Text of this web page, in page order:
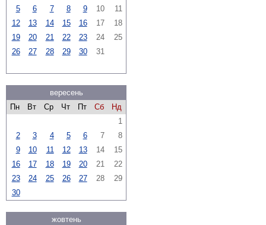
5
6 7 8 9 10
11
12
13 14 15 16 17
18
19
20 21 22 23 24
25
26
27 28 29 30 31
вересень
Пн
Вт Ср Чт Пт Сб
Нд
1
2
3 4 5 6 7
8
9
10 11 12 13 14
15
16
17 18 19 20 21
22
23
24 25 26 27 28
29
30
жовтень